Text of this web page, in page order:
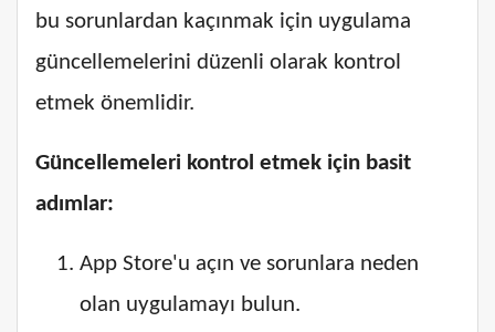
bu sorunlardan kaçınmak için uygulama
güncellemelerini düzenli olarak kontrol
etmek önemlidir.
Güncellemeleri kontrol etmek için basit
adımlar:
App Store'u açın ve sorunlara neden
olan uygulamayı bulun.